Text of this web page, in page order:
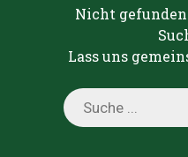
Nicht
Lass uns
Products
search